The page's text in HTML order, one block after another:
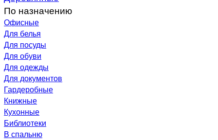
По назначению
Офисные
Для белья
Для посуды
Для обуви
Для одежды
Для документов
Гардеробные
Книжные
Кухонные
Библиотеки
В спальню